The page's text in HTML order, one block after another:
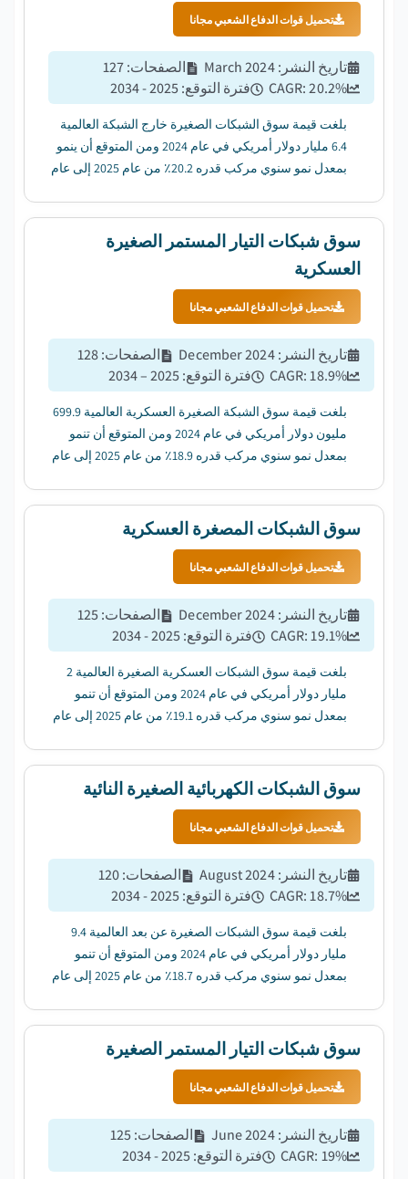
تحميل قوات الدفاع الشعبي مجانا
تاريخ النشر :
March 2024 الصفحات:
127
CAGR:20.2% فترة التوقع:
2025 - 2034
بلغت قيمة سوق الشبكات الصغيرة خارج الشبكة العالمية
6.4 مليار دولار أمريكي في عام 2024 ومن المتوقع أن ينمو
بمعدل نمو سنوي مركب قدره 20.2٪ من عام 2025 إلى عام
سوق شبكات التيار المستمر الصغيرة
العسكرية
تحميل قوات الدفاع الشعبي مجانا
تاريخ النشر :
December 2024 الصفحات:
128
CAGR:18.9% فترة التوقع:
2025 – 2034
بلغت قيمة سوق الشبكة الصغيرة العسكرية العالمية 699.9
مليون دولار أمريكي في عام 2024 ومن المتوقع أن تنمو
بمعدل نمو سنوي مركب قدره 18.9٪ من عام 2025 إلى عام
سوق الشبكات المصغرة العسكرية
تحميل قوات الدفاع الشعبي مجانا
تاريخ النشر :
December 2024 الصفحات:
125
CAGR:19.1% فترة التوقع:
2025 - 2034
بلغت قيمة سوق الشبكات العسكرية الصغيرة العالمية 2
مليار دولار أمريكي في عام 2024 ومن المتوقع أن تنمو
بمعدل نمو سنوي مركب قدره 19.1٪ من عام 2025 إلى عام
سوق الشبكات الكهربائية الصغيرة النائية
تحميل قوات الدفاع الشعبي مجانا
تاريخ النشر :
August 2024 الصفحات:
120
CAGR:18.7% فترة التوقع:
2025 - 2034
بلغت قيمة سوق الشبكات الصغيرة عن بعد العالمية 9.4
مليار دولار أمريكي في عام 2024 ومن المتوقع أن تنمو
بمعدل نمو سنوي مركب قدره 18.7٪ من عام 2025 إلى عام
سوق شبكات التيار المستمر الصغيرة
تحميل قوات الدفاع الشعبي مجانا
تاريخ النشر :
June 2024 الصفحات:
125
CAGR: 19% فترة التوقع:
2025 - 2034